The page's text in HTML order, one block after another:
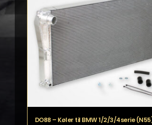
DO88 – Køler til BMW 1/2/3/4serie